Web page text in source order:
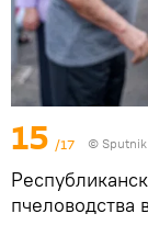
15 /17 ©
пчеловодства